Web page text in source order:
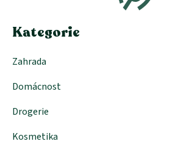
Kategorie
Zahrada
Domácnost
Drogerie
Kosmetika